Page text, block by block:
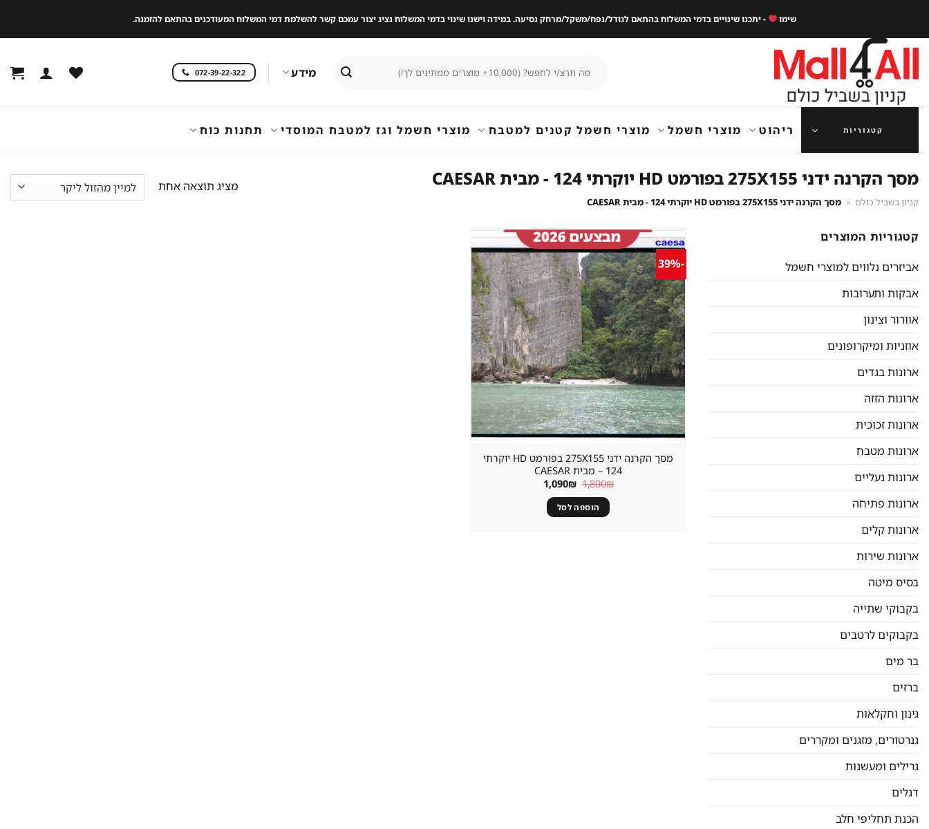
content
שימו - יתכנו שינויים בדמי המשלוח בהתאם לגודל/נפח/משקל/מרחק נסיעה. במידה וישנו שינוי בדמי המשלוח נציג יצור עמכם קשר להשלמת דמי המשלוח המעודכנים בהתאם להזמנה.
עבור:
מידע 072-39-22-322
קטגוריות ריהוט מוצרי חשמל מוצרי חשמל קטנים למטבח מוצרי חשמל וגז למטבח המוסדי תחנות כוח
מסך הקרנה ידני 275X155 בפורמט HD יוקרתי 124 - מבית CAESAR
קניון בשביל כולם » מסך הקרנה ידני 275X155 בפורמט HD יוקרתי 124 - מבית CAESAR
מציג תוצאה אחת
קטגוריות המוצרים
אביזרים נלווים למוצרי חשמל
אבקות ותערובות
אוורור וצינון
אוזניות ומיקרופונים
ארונות בגדים
ארונות הזזה
ארונות זכוכית
ארונות מטבח
ארונות נעליים
ארונות פתיחה
ארונות קלים
ארונות שירות
בסיס מיטה
בקבוקי שתייה
בקבוקים לרטבים
בר מים
ברזים
גינון וחקלאות
גנרטורים, מזגנים ומקררים
גרילים ומעשנות
דגלים
הכנת תחליפי חלב
-39%
שמור
מוצר
במועדפים
מסך הקרנה ידני 275X155 בפורמט HD יוקרתי
124 – מבית CAESAR
1,800₪ המחיר
המקורי
היה:
1,800₪.
1,090₪
הוספה לסל